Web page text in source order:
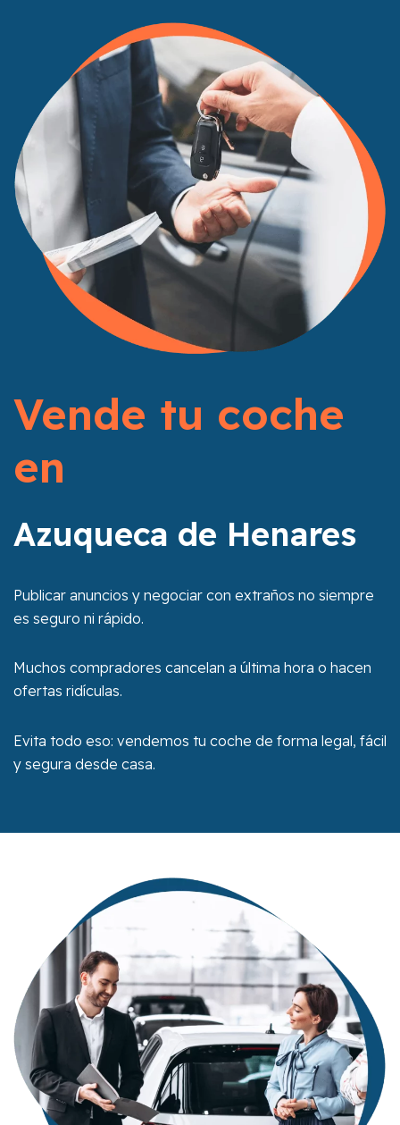
Vende tu coche
en
Azuqueca de Henares
Publicar anuncios y negociar con extraños no siempre
es seguro ni rápido.
Muchos compradores cancelan a última hora o hacen
ofertas ridículas.
Evita todo eso: vendemos tu coche de forma legal, fácil
y segura desde casa.